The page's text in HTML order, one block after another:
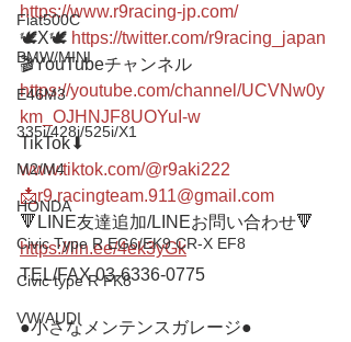
Fiat500C
BMW/MINI
E46M3
335i/428i/525i/X1
M2/M4
HONDA
Civic Type R EG6/EK9 CR-X EF8
Civic type R FK8
VW/AUDI
https://www.r9racing-jp.com/
🕊X🕊 https://twitter.com/r9racing_japan
🎬YouTubeチャンネル
https://youtube.com/channel/UCVNw0y
km_OJHNJF8UOYuI-w
TikTok⬇︎
www.tiktok.com/@r9aki222
📩r9.racingteam.911@gmail.com
🔻LINE友達追加/LINEお問い合わせ🔻
https://lin.ee/4ek3yGk
TEL/FAX 03-6336-0775
●小さなメンテンスガレージ●